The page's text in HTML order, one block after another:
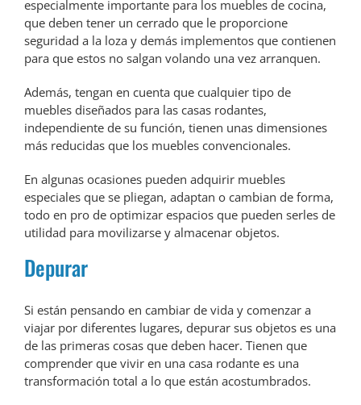
especialmente importante para los muebles de cocina,
que deben tener un cerrado que le proporcione
seguridad a la loza y demás implementos que contienen
para que estos no salgan volando una vez arranquen.
Además, tengan en cuenta que cualquier tipo de
muebles diseñados para las casas rodantes,
independiente de su función, tienen unas dimensiones
más reducidas que los muebles convencionales.
En algunas ocasiones pueden adquirir muebles
especiales que se pliegan, adaptan o cambian de forma,
todo en pro de optimizar espacios que pueden serles de
utilidad para movilizarse y almacenar objetos.
Depurar
Si están pensando en cambiar de vida y comenzar a
viajar por diferentes lugares, depurar sus objetos es una
de las primeras cosas que deben hacer. Tienen que
comprender que vivir en una casa rodante es una
transformación total a lo que están acostumbrados.